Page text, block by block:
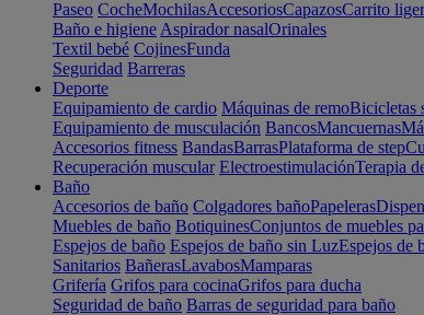
Paseo CocheMochilasAccesoriosCapazosCarrito
Baño e higiene Aspirador nasalOrinales
Textil bebé CojinesFunda
Seguridad Barreras
Deporte
Equipamiento de cardio Máquinas de remoBicicletas
Equipamiento de musculación BancosMancuernas
Accesorios fitness BandasBarrasPlataforma de step
Recuperación muscular ElectroestimulaciónTerapia
Baño
Accesorios de baño Colgadores bañoPapeleras
Muebles de baño BotiquinesConjuntos de muebles
Espejos de baño Espejos de baño sin LuzEspejos de
Sanitarios BañerasLavabosMamparas
Grifería Grifos para cocinaGrifos para ducha
Seguridad de baño Barras de seguridad para baño